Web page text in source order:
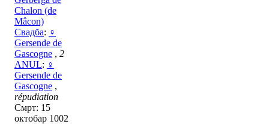
Chalon (de
Mâcon)
Свадба: ♀
Gersende de
Gascogne , 2
ANUL: ♀
Gersende de
Gascogne ,
répudiation
Смрт: 15
октобар 1002